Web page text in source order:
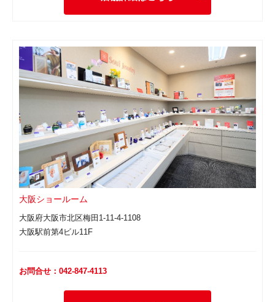
大阪ショールーム
大阪府大阪市北区梅田1-11-4-1108
大阪駅前第4ビル11F
お問合せ：042-847-4113